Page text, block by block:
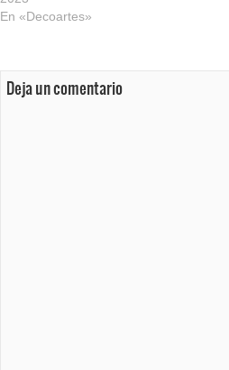
En «Decoartes»
Deja un comentario